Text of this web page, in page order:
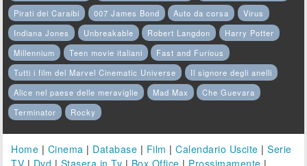
Pirati dei Caraibi
007 James Bond Auto da corsa
Virus
Indiana Jones
Unbreakable Robert Langdon
Harry Potter
Millennium
Teen movie italiani
Fast and Furious
Tutti i film del Marvel Cinematic Universe
Il signore degli anelli
Alice nel paese delle meraviglie
Mad Max
Che Guevara
Terminator
Rocky
Home | Cinema | Database | Film |Calendario Uscite |Serie